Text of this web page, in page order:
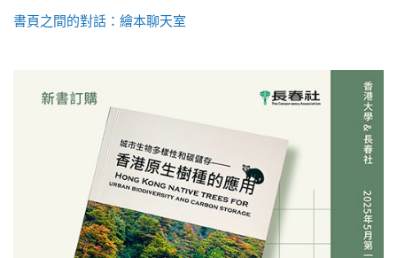
書頁之間的對話：繪本聊天室